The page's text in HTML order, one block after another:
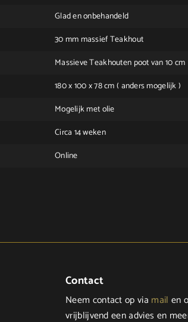
Glad en onbehandeld
30 mm massief Teakhout
Massieve Teakhouten poot van 10 cm
180 x 100 x 78 cm ( anders mogelijk )
Mogelijk met olie
Circa 14 weken
Online
Contact
Neem contact op via mail en
vrijblijvend een advies en